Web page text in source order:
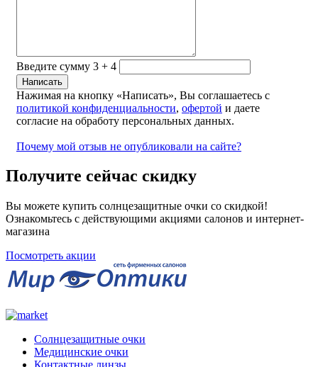
Введите сумму 3 + 4
Нажимая на кнопку «Написать», Вы соглашаетесь с
политикой конфиденциальности, офертой и даете
согласие на обработу персональных данных.
Почему мой отзыв не опубликовали на сайте?
Получите сейчас скидку
Вы можете купить солнцезащитные очки со скидкой!
Ознакомьтесь с действующими акциями салонов и интернет-
магазина
Посмотреть акции
Солнцезащитные очки
Медицинские очки